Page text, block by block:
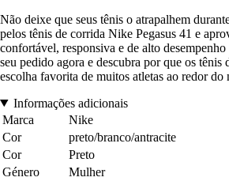
Não deixe que seus tênis o atrapalhem
pelos tênis de corrida Nike Pegasus 41 e
confortável, responsiva e de alto
seu pedido agora e descubra por que os tênis
escolha favorita de muitos atletas ao redor do
Informações adicionais
Marca
Nike
Cor
preto/branco/antracite
Cor
Preto
Género
Mulher